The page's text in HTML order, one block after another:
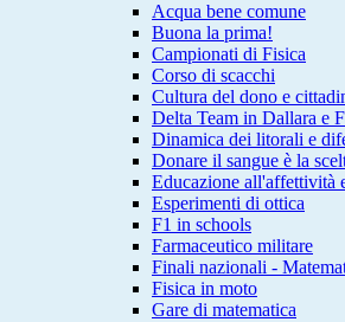
Acqua bene comune
Buona la prima!
Campionati di Fisica
Corso di scacchi
Cultura del dono e
Delta Team in Dallara e
Dinamica dei litorali e
Donare il sangue è la
Educazione all'affettività
Esperimenti di ottica
F1 in schools
Farmaceutico militare
Finali nazionali -
Fisica in moto
Gare di matematica